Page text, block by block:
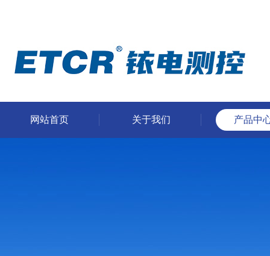
网站首页 关于我们 产品中